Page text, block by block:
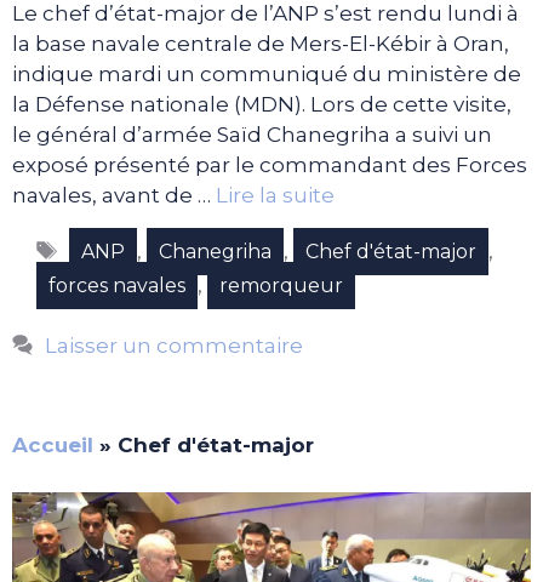
Le chef d’état-major de l’ANP s’est rendu lundi à
la base navale centrale de Mers-El-Kébir à Oran,
indique mardi un communiqué du ministère de
la Défense nationale (MDN). Lors de cette visite,
le général d’armée Saïd Chanegriha a suivi un
exposé présenté par le commandant des Forces
navales, avant de … Lire la suite
Étiquettes
ANP , Chanegriha , Chef d'état-major ,
forces navales , remorqueur
Laisser un commentaire
Accueil » Chef d'état-major